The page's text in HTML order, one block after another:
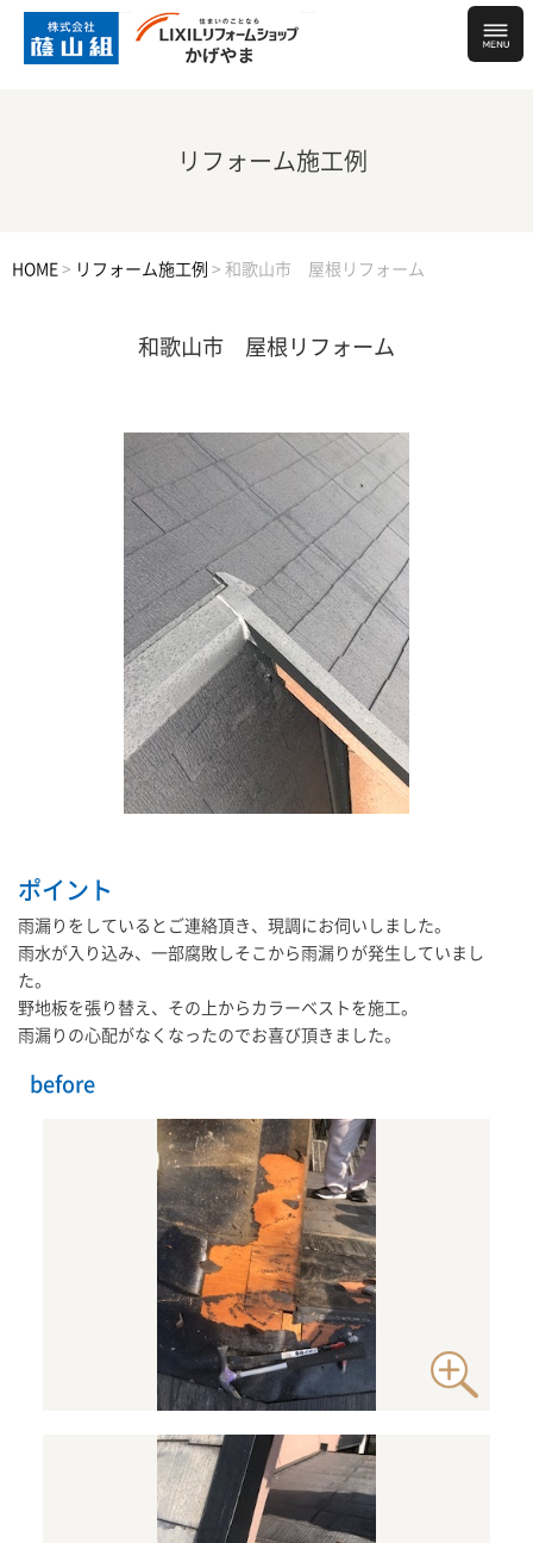
リフォーム施工例
HOME > リフォーム施工例 > 和歌山市 屋根リフォーム
和歌山市 屋根リフォーム
ポイント
雨漏りをしているとご連絡頂き、現調にお伺いしました。
雨水が入り込み、一部腐敗しそこから雨漏りが発生していまし
た。
野地板を張り替え、その上からカラーベストを施工。
雨漏りの心配がなくなったのでお喜び頂きました。
before